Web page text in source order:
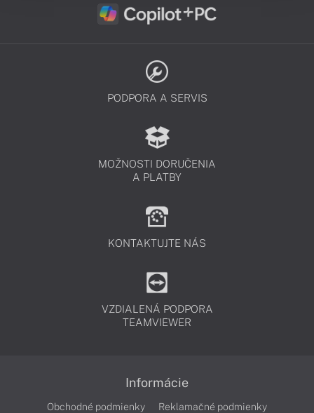
PODPORA A SERVIS
MOŽNOSTI DORUČENIA
A PLATBY
KONTAKTUJTE NÁS
VZDIALENÁ PODPORA
TEAMVIEWER
Informácie
Obchodné podmienky
Reklamačné podmienky